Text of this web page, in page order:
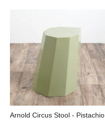
Arnold Circus Stool - Pistachio